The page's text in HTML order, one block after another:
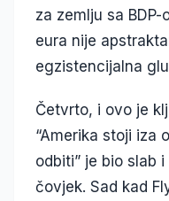
za zemlju sa
eura nije
egzistencijalna
Četvrto, i ovo je
“Amerika stoji iza
odbiti” je bio slab
čovjek. Sad kad